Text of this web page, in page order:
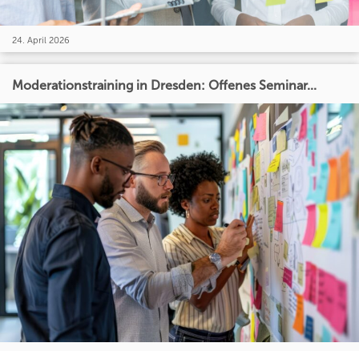
24. April 2026
Moderationstraining in Dresden: Offenes Seminar...